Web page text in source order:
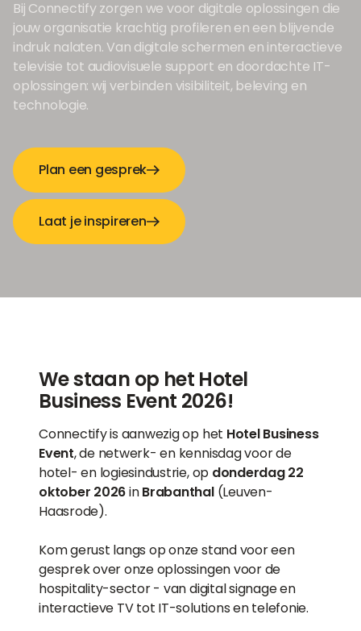
Bij Connectify zorgen we voor digitale oplossingen die
jouw organisatie krachtig profileren en een blijvende
indruk nalaten. Van digitale schermen en interactieve
televisie tot audiovisuele support en doordachte IT-
oplossingen: wij verbinden visibiliteit, beleving en
technologie.
Plan een gesprek
Laat je inspireren
We staan op het Hotel
Business Event 2026!
Connectify is aanwezig op het Hotel Business
Event, de netwerk- en kennisdag voor de
hotel- en logiesindustrie, op donderdag 22
oktober 2026inBrabanthal (Leuven-
Haasrode).
Kom gerust langs op onze stand voor een
gesprek over onze oplossingen voor de
hospitality-sector - van digital signage en
interactieve TV tot IT-solutions en telefonie.